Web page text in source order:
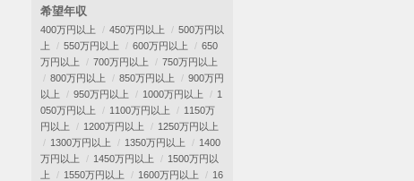
希望年収
400万円以上 450万円以上
500万円以
上
550万円以上 600万円以上
650
万円以上
700万円以上
750万円以上
800万円以上
850万円以上
900万円
以上
950万円以上 1000万円以上
1
050万円以上
1100万円以上
1150万
円以上
1200万円以上
1250万円以上
1300万円以上
1350万円以上
1400
万円以上
1450万円以上
1500万円以
上
1550万円以上 1600万円以上
16